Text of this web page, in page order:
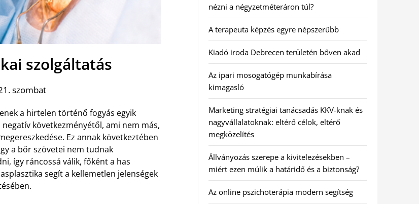
szolgáltatás
szombat
a hirtelen történő fogyás egyik
következményétől, ami nem más,
Ez annak következtében
a bőr szövetei nem tudnak
így ráncossá válik, főként a has
segít a kellemetlen jelenségek
nézni a négyzetméteráron túl?
A terapeuta képzés egyre népszerűbb
Kiadó iroda Debrecen területén bőven akad
Az ipari mosogatógép munkabírása
kimagasló
Marketing stratégiai tanácsadás KKV-knak és
nagyvállalatoknak: eltérő célok, eltérő
megközelítés
Állványozás szerepe a kivitelezésekben –
miért ezen múlik a határidő és a biztonság?
Az online pszichoterápia modern segítség